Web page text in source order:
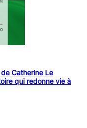
Catherine Le
qui redonne vie à